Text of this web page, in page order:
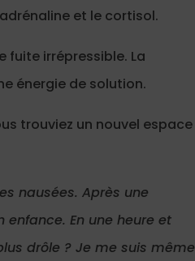
et le cortisol.
fuite irrépressible. La
énergie de solution.
trouviez un nouvel espace
nausées. Après une
En une heure et
drôle ? Je me suis même